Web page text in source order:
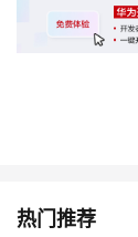
热门推荐